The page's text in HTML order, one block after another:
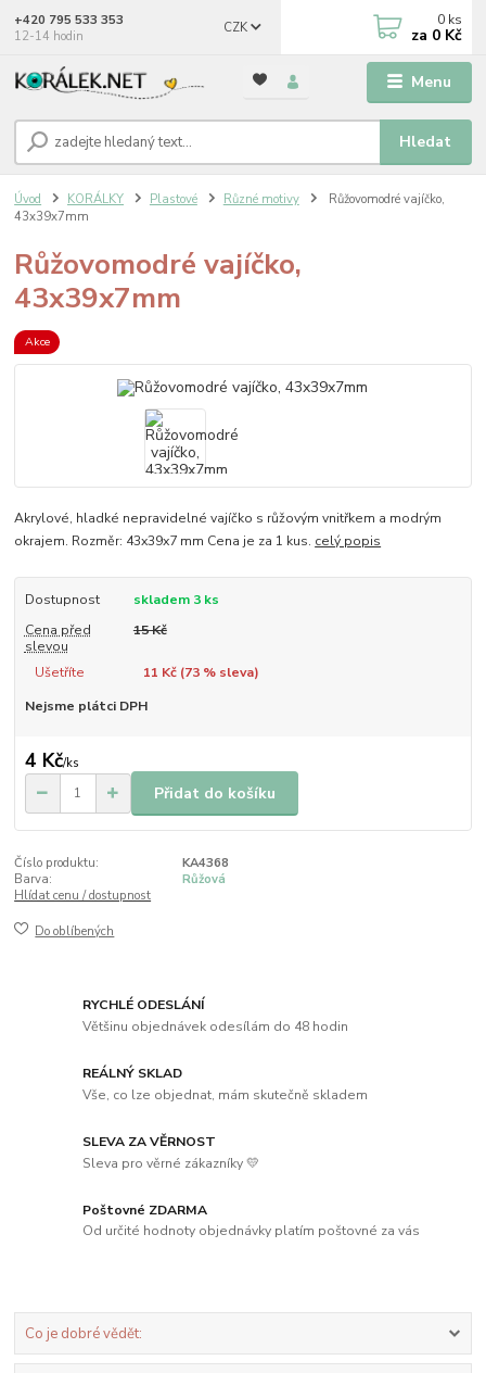
Menu
CZK
Hledat
+420 795 533 353
12-14 hodin
0 ks
za 0 Kč
Úvod KORÁLKY Plastové Různé motivy
Růžovomodré vajíčko,
43x39x7mm
Růžovomodré vajíčko,
43x39x7mm
Akce
Akrylové, hladké nepravidelné vajíčko s růžovým vnitřkem a modrým
okrajem. Rozměr: 43x39x7 mm Cena je za 1 kus. celý popis
Dostupnost
skladem 3 ks
Cena před
slevou
15 Kč
Ušetříte 11 Kč (73% sleva)
Nejsme plátci DPH
4 Kč/ks
Přidat do košíku
Číslo produktu:
KA4368
Barva:
Růžová
Hlídat cenu / dostupnost
Do oblíbených
RYCHLÉ ODESLÁNÍ
Většinu objednávek odesílám do 48 hodin
REÁLNÝ SKLAD
Vše, co lze objednat, mám skutečně skladem
SLEVA ZA VĚRNOST
Sleva pro věrné zákazníky 💛
Poštovné ZDARMA
Od určité hodnoty objednávky platím poštovné za vás
Co je dobré vědět: